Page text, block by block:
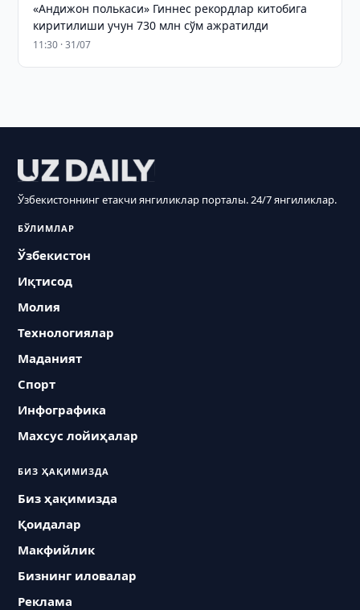
«Андижон полькаси» Гиннес рекордлар китобига
киритилиши учун 730 млн сўм ажратилди
11:30 · 31/07
Ўзбекистоннинг етакчи янгиликлар порталы. 24/7 янгиликлар.
БЎЛИМЛАР
Ўзбекистон
Иқтисод
Молия
Технологиялар
Маданият
Спорт
Инфографика
Махсус лойиҳалар
БИЗ ҲАҚИМИЗДА
Биз ҳақимизда
Қоидалар
Макфийлик
Бизнинг иловалар
Реклама